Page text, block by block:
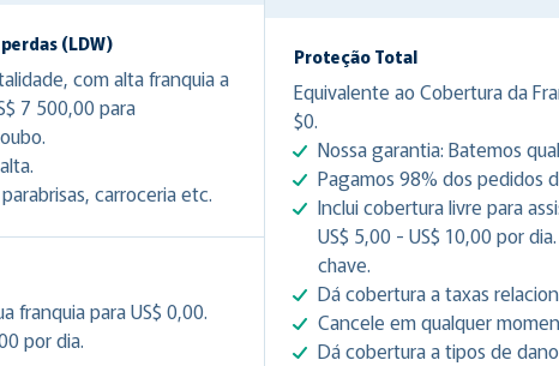
(LDW)
com alta franquia a
7 500,00 para
carroceria etc.
franquia para US$ 0,00.
por dia.
Proteção Total
Equivalente ao Cobertura da
$0.
Nossa garantia: Batemos
Pagamos 98% dos pedidos
Inclui cobertura livre para
US$ 5,00 - US$ 10,00 por
chave.
Dá cobertura a taxas
Cancele em qualquer
Dá cobertura a tipos de